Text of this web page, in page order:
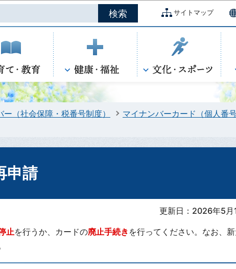
このページの本文へ移動
サイトマップ
ー（社会保障・税番号制度） マイナンバーカード（個人番号
申請
更新日：2026年5月
止を行うか、カードの廃止手続き を行ってください。なお、